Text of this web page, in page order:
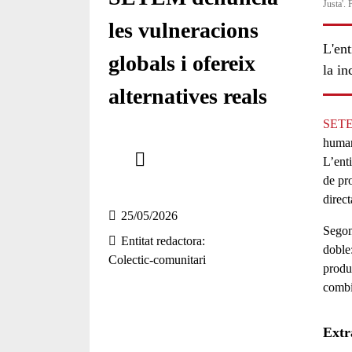
les vulneracions
globals i ofereix
alternatives reals
25/05/2026
Entitat redactora
Colectic-comunitari
Justa'.
la
de